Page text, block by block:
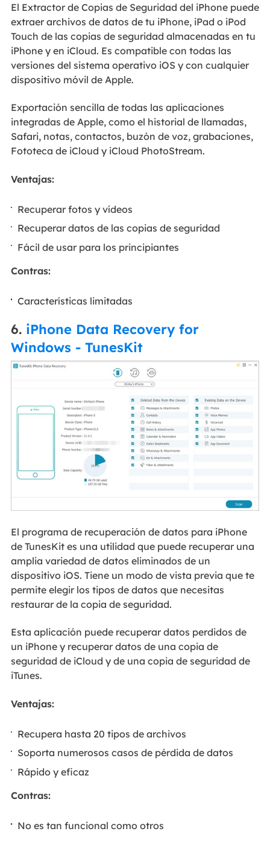
El Extractor de Copias de Seguridad del iPhone puede
extraer archivos de datos de tu iPhone, iPad o iPod
Touch de las copias de seguridad almacenadas en tu
iPhone y en iCloud. Es compatible con todas las
versiones del sistema operativo iOS y con cualquier
dispositivo móvil de Apple.
Exportación sencilla de todas las aplicaciones
integradas de Apple, como el historial de llamadas,
Safari, notas, contactos, buzón de voz, grabaciones,
Fototeca de iCloud y iCloud PhotoStream.
Ventajas:
Recuperar fotos y vídeos
Recuperar datos de las copias de seguridad
Fácil de usar para los principiantes
Contras:
Características limitadas
6. iPhone Data Recovery for
Windows - TunesKit
El programa de recuperación de datos para iPhone
de TunesKit es una utilidad que puede recuperar una
amplia variedad de datos eliminados de un
dispositivo iOS. Tiene un modo de vista previa que te
permite elegir los tipos de datos que necesitas
restaurar de la copia de seguridad.
Esta aplicación puede recuperar datos perdidos de
un iPhone y recuperar datos de una copia de
seguridad de iCloud y de una copia de seguridad de
iTunes.
Ventajas:
Recupera hasta 20 tipos de archivos
Soporta numerosos casos de pérdida de datos
Rápido y eficaz
Contras:
No es tan funcional como otros